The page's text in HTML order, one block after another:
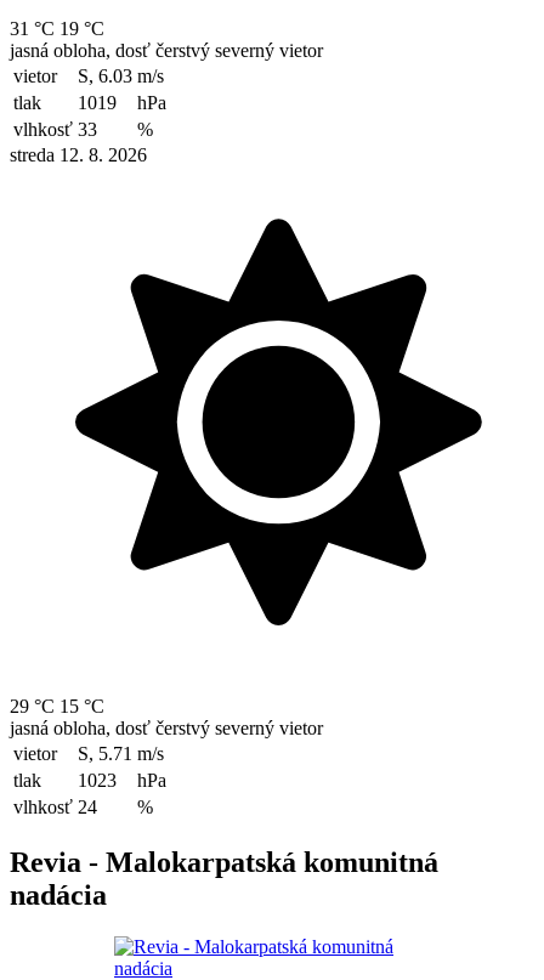
31 °C 19 °C
jasná obloha, dosť čerstvý severný vietor
vietor
S, 6.03 m/s
tlak
1019
hPa
vlhkosť 33
%
streda 12. 8. 2026
29 °C 15 °C
jasná obloha, dosť čerstvý severný vietor
vietor
S, 5.71 m/s
tlak
1023
hPa
vlhkosť 24 %
Revia - Malokarpatská komunitná
nadácia